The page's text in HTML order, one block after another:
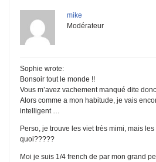
mike
Modérateur
Sophie wrote:
Bonsoir tout le monde !!
Vous m’avez vachement manqué dite
Alors comme a mon habitude, je vais
intelligent …
Perso, je trouve les viet très mimi, mais
quoi?????
Moi je suis 1/4 french de par mon grand